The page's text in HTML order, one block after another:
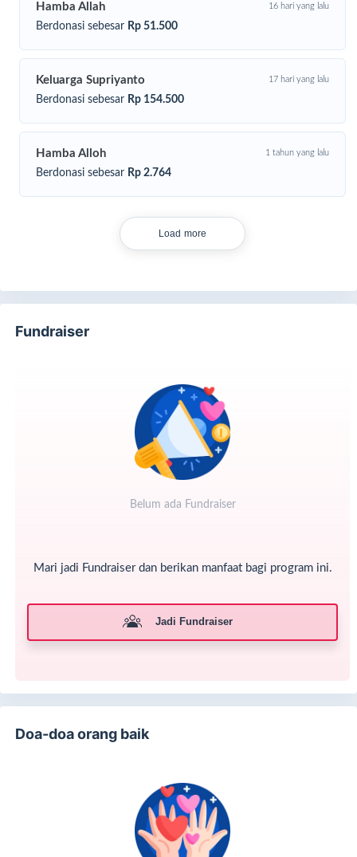
Hamba Allah 16 hari yang lalu
Berdonasi sebesar Rp 51.500
Keluarga Supriyanto 17 hari yang lalu
Berdonasi sebesar Rp 154.500
Hamba Alloh 1 tahun yang lalu
Berdonasi sebesar Rp 2.764
Load more
Fundraiser
Belum ada Fundraiser
Mari jadi Fundraiser dan berikan manfaat bagi program ini.
Jadi Fundraiser
Doa-doa orang baik